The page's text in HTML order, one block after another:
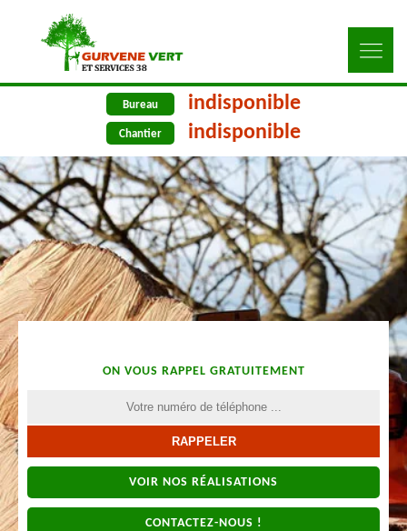
Bureau indisponible
Chantier indisponible
ON VOUS RAPPEL GRATUITEMENT
VOIR NOS RÉALISATIONS
CONTACTEZ-NOUS !